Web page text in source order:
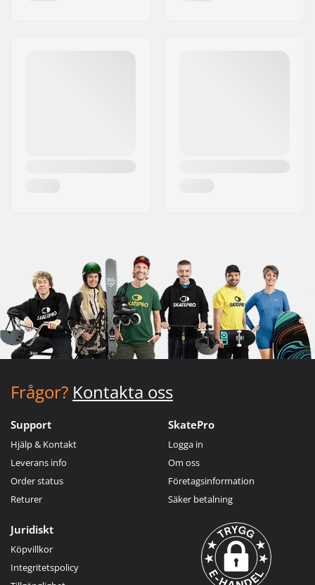
Frågor? Kontakta oss
Support
Hjälp & Kontakt
Leverans info
Order status
Returer
SkatePro
Logga in
Om oss
Företagsinformation
Säker betalning
Juridiskt
Köpvillkor
Integritetspolicy